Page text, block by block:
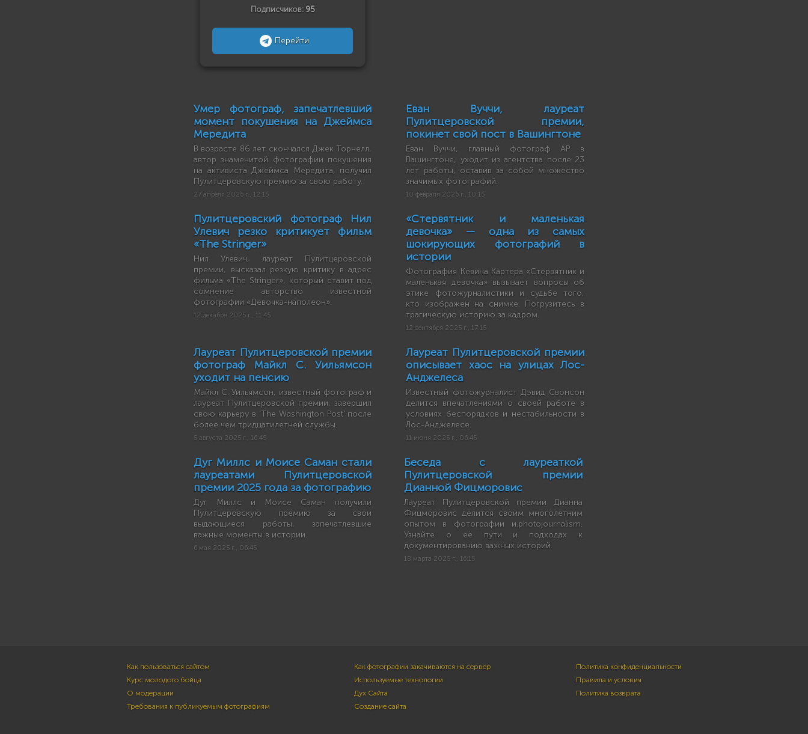
Подписчиков: 95
Перейти
Умер фотограф, запечатлевший
момент покушения на Джеймса
Мередита
В возрасте 86 лет скончался Джек Торнелл,
автор знаменитой фотографии покушения
на активиста Джеймса Мередита, получил
Пулитцеровскую премию за свою работу.
27 апреля 2026 г., 12:15
Еван Вуччи, лауреат
Пулитцеровской премии,
покинет свой пост в Вашингтоне
Еван Вуччи, главный фотограф AP в
Вашингтоне, уходит из агентства после 23
лет работы, оставив за собой множество
значимых фотографий.
10 февраля 2026 г., 10:15
Пулитцеровский фотограф Нил
Улевич резко критикует фильм
«The Stringer»
Нил Улевич, лауреат Пулитцеровской
премии, высказал резкую критику в адрес
фильма «The Stringer», который ставит под
сомнение авторство известной
фотографии «Девочка-наполеон».
12 декабря 2025 г., 11:45
«Стервятник и маленькая
девочка» — одна из самых
шокирующих фотографий в
истории
Фотография Кевина Картера «Стервятник и
маленькая девочка» вызывает вопросы об
этике фотожурналистики и судьбе того,
кто изображен на снимке. Погрузитесь в
трагическую историю за кадром.
12 сентября 2025 г., 17:15
Лауреат Пулитцеровской премии
фотограф Майкл С. Уильямсон
уходит на пенсию
Майкл С. Уильямсон, известный фотограф и
лауреат Пулитцеровской премии, завершил
свою карьеру в 'The Washington Post' после
более чем тридцатилетней службы.
5 августа 2025 г., 16:45
Лауреат Пулитцеровской премии
описывает хаос на улицах Лос-
Анджелеса
Известный фотожурналист Дэвид Свонсон
делится впечатлениями о своей работе в
условиях беспорядков и нестабильности в
Лос-Анджелесе.
11 июня 2025 г., 06:45
Дуг Миллс и Моисе Саман стали
лауреатами Пулитцеровской
премии 2025 года за фотографию
Дуг Миллс и Моисе Саман получили
Пулитцеровскую премию за свои
выдающиеся работы, запечатлевшие
важные моменты в истории.
6 мая 2025 г., 06:45
Беседа с лауреаткой
Пулитцеровской премии
Дианной Фицморовис
Лауреат Пулитцеровской премии Дианна
Фицморовис делится своим многолетним
опытом в фотографии и.photojournalism.
Узнайте о её пути и подходах к
документированию важных историй.
18 марта 2025 г., 16:15
Как пользоваться сайтом
Курс молодого бойца
О модерации
Требования к публикуемым фотографиям
Как фотографии закачиваются на сервер
Используемые технологии
Дух Сайта
Создание сайта
Политика конфиденциальности
Правила и условия
Политика возврата